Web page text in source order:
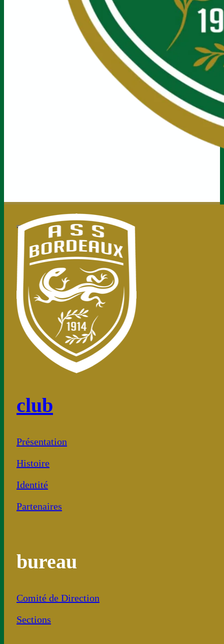
club
Présentation
Histoire
Identité
Partenaires
bureau
Comité de Direction
Sections